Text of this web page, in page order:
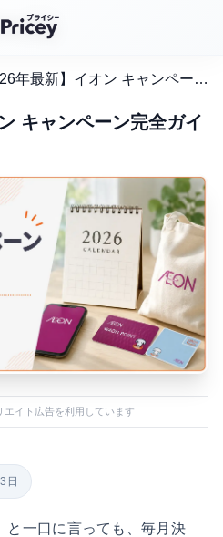
【2026年最新】イオン キャンペーン完全ガイド｜定期お得日
キャンペーン完全ガイ
エイト広告を利用しています
日
と一口に言っても、毎月決